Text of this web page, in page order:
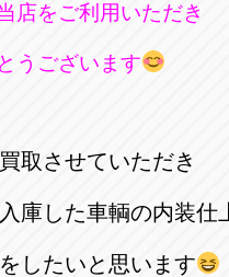
0568-25-
0569-35-
市中之郷八反
間37-1
店をご利用いただき
うございます
取させていただき
庫した車輌の内装仕
したいと思います